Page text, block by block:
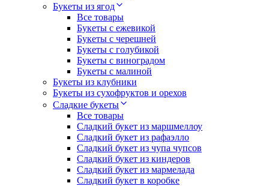
Букеты из ягод
Все товары
Букеты с ежевикой
Букеты с черешней
Букеты с голубикой
Букеты с виноградом
Букеты с малиной
Букеты из клубники
Букеты из сухофруктов и орехов
Сладкие букеты
Все товары
Сладкий букет из маршмеллоу
Сладкий букет из рафаэлло
Сладкий букет из чупа чупсов
Сладкий букет из киндеров
Сладкий букет из мармелада
Сладкий букет в коробке